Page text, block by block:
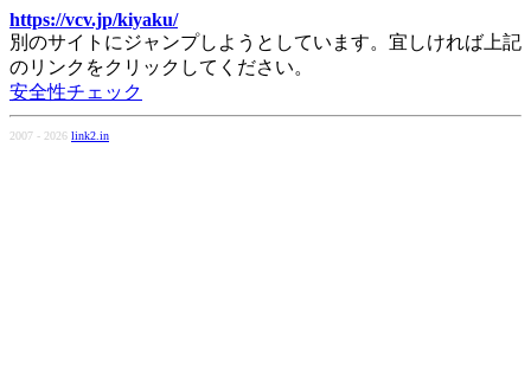
https://vcv.jp/kiyaku/
別のサイトにジャンプしようとしています。宜しければ上記
のリンクをクリックしてください。
安全性チェック
2007 - 2026 link2.in